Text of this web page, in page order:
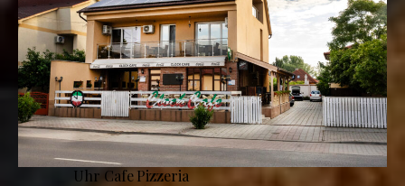
Uhr Cafe Pizzeria